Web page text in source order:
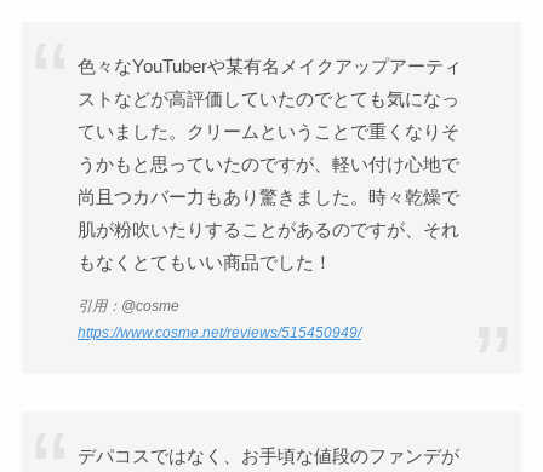
色々なYouTuberや某有名メイクアップアーティ
ストなどが高評価していたのでとても気になっ
ていました。クリームということで重くなりそ
うかもと思っていたのですが、軽い付け心地で
尚且つカバー力もあり驚きました。時々乾燥で
肌が粉吹いたりすることがあるのですが、それ
もなくとてもいい商品でした！
引用：@cosme
https://www.cosme.net/reviews/515450949/
デパコスではなく、お手頃な値段のファンデが